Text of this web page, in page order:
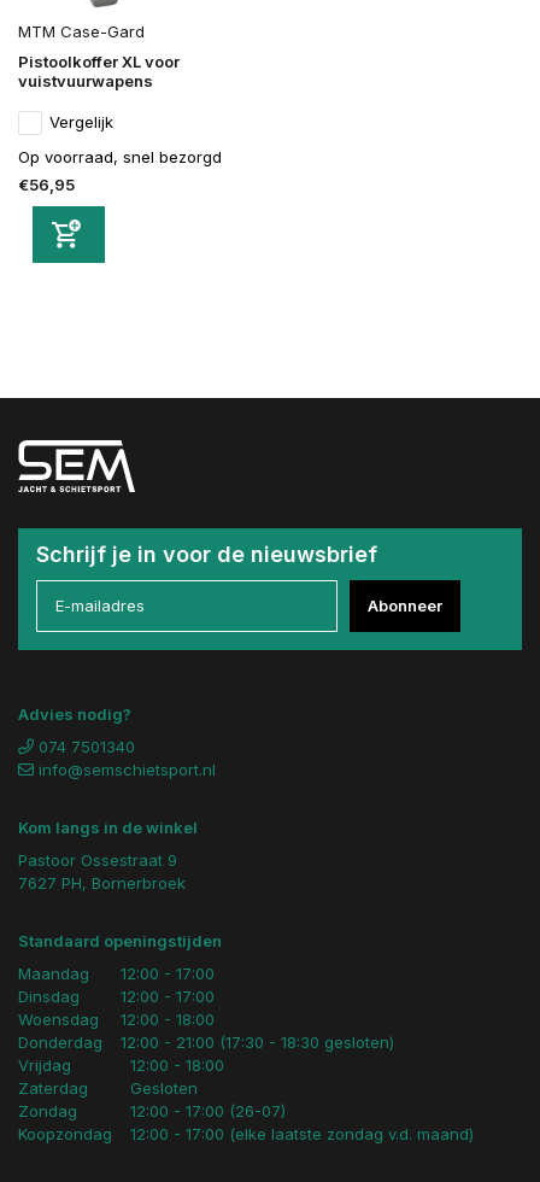
MTM Case-Gard
Pistoolkoffer XL voor
vuistvuurwapens
Vergelijk
Op voorraad, snel bezorgd
€56,95
Schrijf je in voor de nieuwsbrief
Abonneer
Advies nodig?
074 7501340
info@semschietsport.nl
Kom langs in de winkel
Pastoor Ossestraat 9
7627 PH, Bornerbroek
Standaard openingstijden
Maandag
Dinsdag
Woensdag
Donderdag
12:00 - 17:00
12:00 - 17:00
12:00 - 18:00
12:00 - 21:00 (17:30 - 18:30 gesloten)
Vrijdag
Zaterdag
Zondag
Koopzondag
12:00 - 18:00
Gesloten
12:00 - 17:00 (26-07)
12:00 - 17:00 (elke laatste zondag v.d. maand)